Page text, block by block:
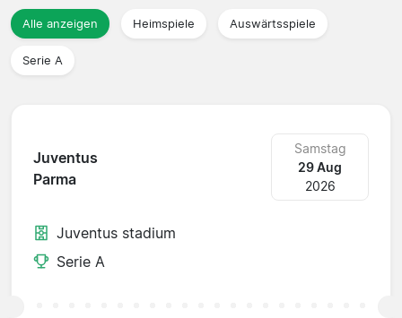
Alle anzeigen Heimspiele Auswärtsspiele
Serie A
Juventus
Parma
Samstag
29 Aug
2026
Juventus stadium
Serie A